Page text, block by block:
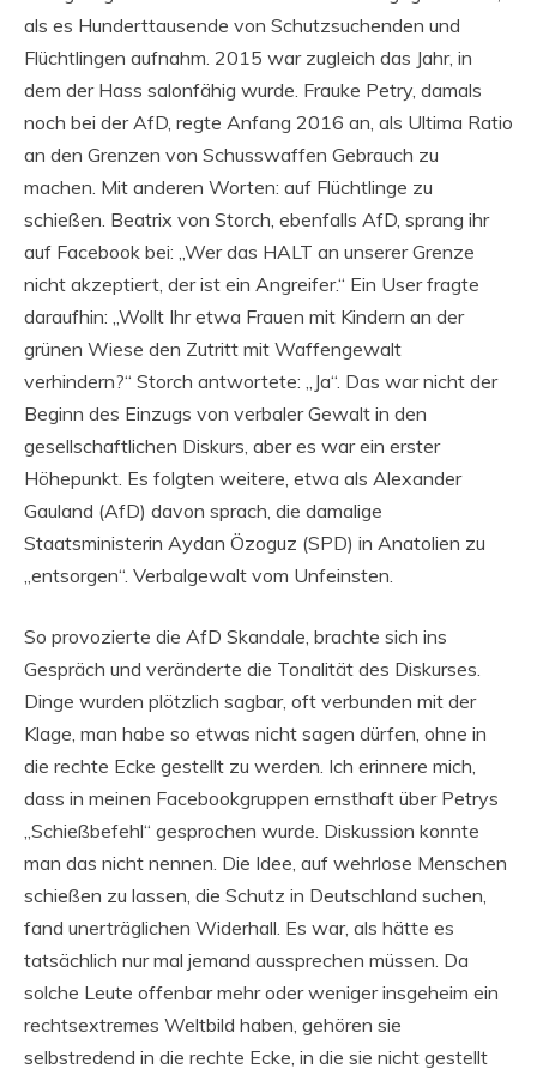
als es Hunderttausende von Schutzsuchenden und
Flüchtlingen aufnahm. 2015 war zugleich das Jahr, in
dem der Hass salonfähig wurde. Frauke Petry, damals
noch bei der AfD, regte Anfang 2016 an, als Ultima Ratio
an den Grenzen von Schusswaffen Gebrauch zu
machen. Mit anderen Worten: auf Flüchtlinge zu
schießen. Beatrix von Storch, ebenfalls AfD, sprang ihr
auf Facebook bei: „Wer das HALT an unserer Grenze
nicht akzeptiert, der ist ein Angreifer.“ Ein User fragte
daraufhin: „Wollt Ihr etwa Frauen mit Kindern an der
grünen Wiese den Zutritt mit Waffengewalt
verhindern?“ Storch antwortete: „Ja“. Das war nicht der
Beginn des Einzugs von verbaler Gewalt in den
gesellschaftlichen Diskurs, aber es war ein erster
Höhepunkt. Es folgten weitere, etwa als Alexander
Gauland (AfD) davon sprach, die damalige
Staatsministerin Aydan Özoguz (SPD) in Anatolien zu
„entsorgen“. Verbalgewalt vom Unfeinsten.
So provozierte die AfD Skandale, brachte sich ins
Gespräch und veränderte die Tonalität des Diskurses.
Dinge wurden plötzlich sagbar, oft verbunden mit der
Klage, man habe so etwas nicht sagen dürfen, ohne in
die rechte Ecke gestellt zu werden. Ich erinnere mich,
dass in meinen Facebookgruppen ernsthaft über Petrys
„Schießbefehl“ gesprochen wurde. Diskussion konnte
man das nicht nennen. Die Idee, auf wehrlose Menschen
schießen zu lassen, die Schutz in Deutschland suchen,
fand unerträglichen Widerhall. Es war, als hätte es
tatsächlich nur mal jemand aussprechen müssen. Da
solche Leute offenbar mehr oder weniger insgeheim ein
rechtsextremes Weltbild haben, gehören sie
selbstredend in die rechte Ecke, in die sie nicht gestellt